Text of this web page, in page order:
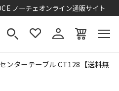
ノーチェオンライン通販サイト
センターテーブル CT128【送料無